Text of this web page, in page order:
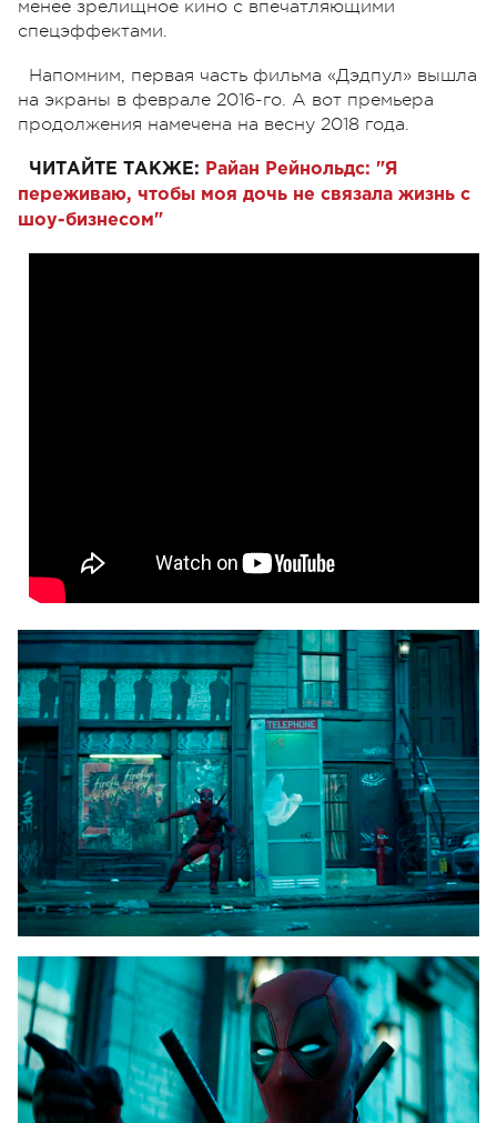
менее зрелищное кино с впечатляющими
спецэффектами.
Напомним, первая часть фильма «Дэдпул» вышла
на экраны в феврале 2016-го. А вот премьера
продолжения намечена на весну 2018 года.
ЧИТАЙТЕ ТАКЖЕ: Райан Рейнольдс: "Я
переживаю, чтобы моя дочь не связала жизнь с
шоу-бизнесом"